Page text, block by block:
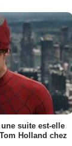
suite est-elle
Holland chez